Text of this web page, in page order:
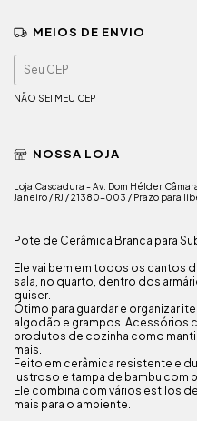
MEIOS DE ENVIO
Entregas para o CEP:
NÃO SEI MEU CEP
NOSSA LOJA
Loja Cascadura - Av. Dom Hélder
Janeiro / RJ / 21380-003 / Prazo para
Pote de Cerâmica Branca para
Ele vai bem em todos os cantos
sala, no quarto, dentro dos
quiser.
Ótimo para guardar e organizar
algodão e grampos. Acessórios
produtos de cozinha como
mais.
Feito em cerâmica resistente e
lustroso e tampa de bambu com
Ele combina com vários estilos
mais para o ambiente.